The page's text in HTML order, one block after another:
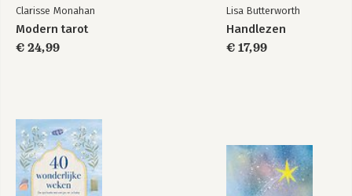
Clarisse Monahan
Modern tarot
€ 24,99
Lisa Butterworth
Handlezen
€ 17,99